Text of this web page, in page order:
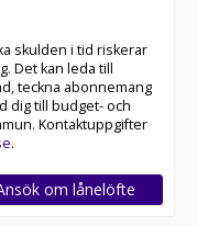
skulden i tid riskerar
Det kan leda till
teckna abonnemang
dig till budget- och
Kontaktuppgifter
.
om lånelöfte